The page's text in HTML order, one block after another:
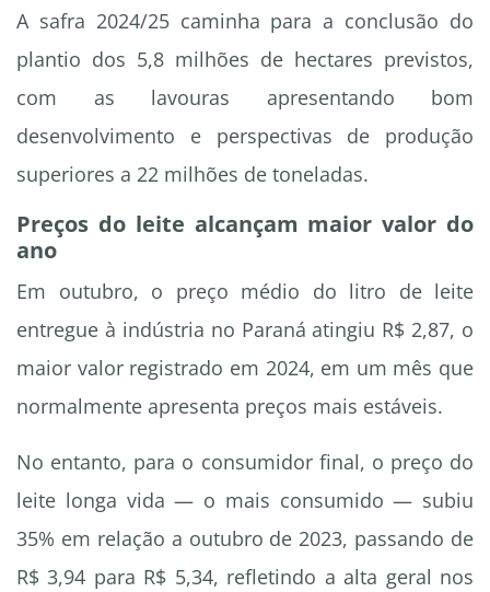
A safra 2024/25 caminha para a conclusão do
plantio dos 5,8 milhões de hectares previstos,
com as lavouras apresentando bom
desenvolvimento e perspectivas de produção
superiores a 22 milhões de toneladas.
Preços do leite alcançam maior valor do
ano
Em outubro, o preço médio do litro de leite
entregue à indústria no Paraná atingiu R$ 2,87, o
maior valor registrado em 2024, em um mês que
normalmente apresenta preços mais estáveis.
No entanto, para o consumidor final, o preço do
leite longa vida — o mais consumido — subiu
35% em relação a outubro de 2023, passando de
R$ 3,94 para R$ 5,34, refletindo a alta geral nos